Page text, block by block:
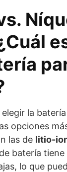
la
opciones
las de litio-
batería tiene
lo que